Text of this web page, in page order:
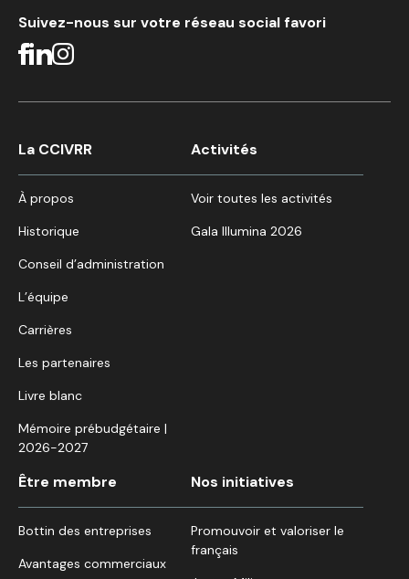
Suivez-nous sur votre réseau social favori
La CCIVRR
À propos
Historique
Conseil d’administration
L’équipe
Carrières
Les partenaires
Livre blanc
Mémoire prébudgétaire |
2026-2027
Activités
Voir toutes les activités
Gala Illumina 2026
Être membre
Bottin des entreprises
Avantages commerciaux
Nos initiatives
Promouvoir et valoriser le
français